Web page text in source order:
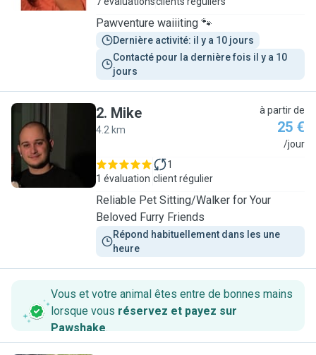
Pawventure waiiiting 🐾
Dernière activité: il y a 10 jours
Contacté pour la dernière fois il y a 10
jours
M
2. Mike
4.2 km
à partir de
25 €
/jour
1 évaluation
1
client régulier
Reliable Pet Sitting/Walker for Your
Beloved Furry Friends
Répond habituellement dans les une
heure
Vous et votre animal êtes entre de bonnes mains
lorsque vous réservez et payez sur
Pawshake.